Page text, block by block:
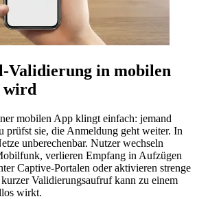
in mobilen
wird
mobilen App klingt einfach: jemand
prüfst sie, die Anmeldung geht weiter. In
unberechenbar. Nutzer wechseln
verlieren Empfang in Aufzügen
Captive‑Portalen oder aktivieren strenge
Validierungsaufruf kann zu einem
wirkt.